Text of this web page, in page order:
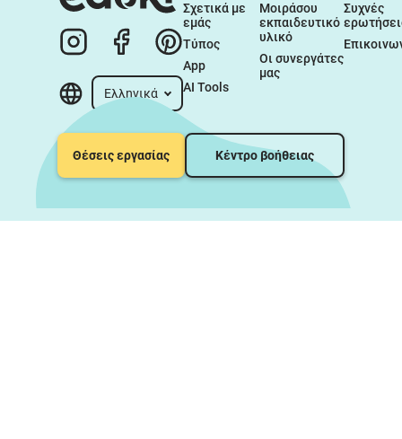
Ελληνικά
Σχετικά με
εμάς
Τύπος
App
AI Tools
Μοιράσου
εκπαιδευτικό
υλικό
Οι συνεργάτες
μας
Συχνές
Θέσεις εργασίας Κέντρο βοήθειας